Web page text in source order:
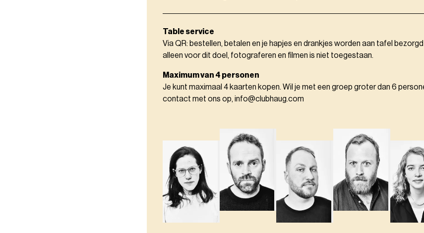
Table service
Via QR: bestellen, betalen en je hapjes en drankjes worden aan tafel
alleen voor dit doel, fotograferen en filmen is niet toegestaan.
Maximum van 4 personen
Je kunt maximaal 4 kaarten kopen. Wil je met een groep groter dan 6
contact met ons op, info@clubhaug.com